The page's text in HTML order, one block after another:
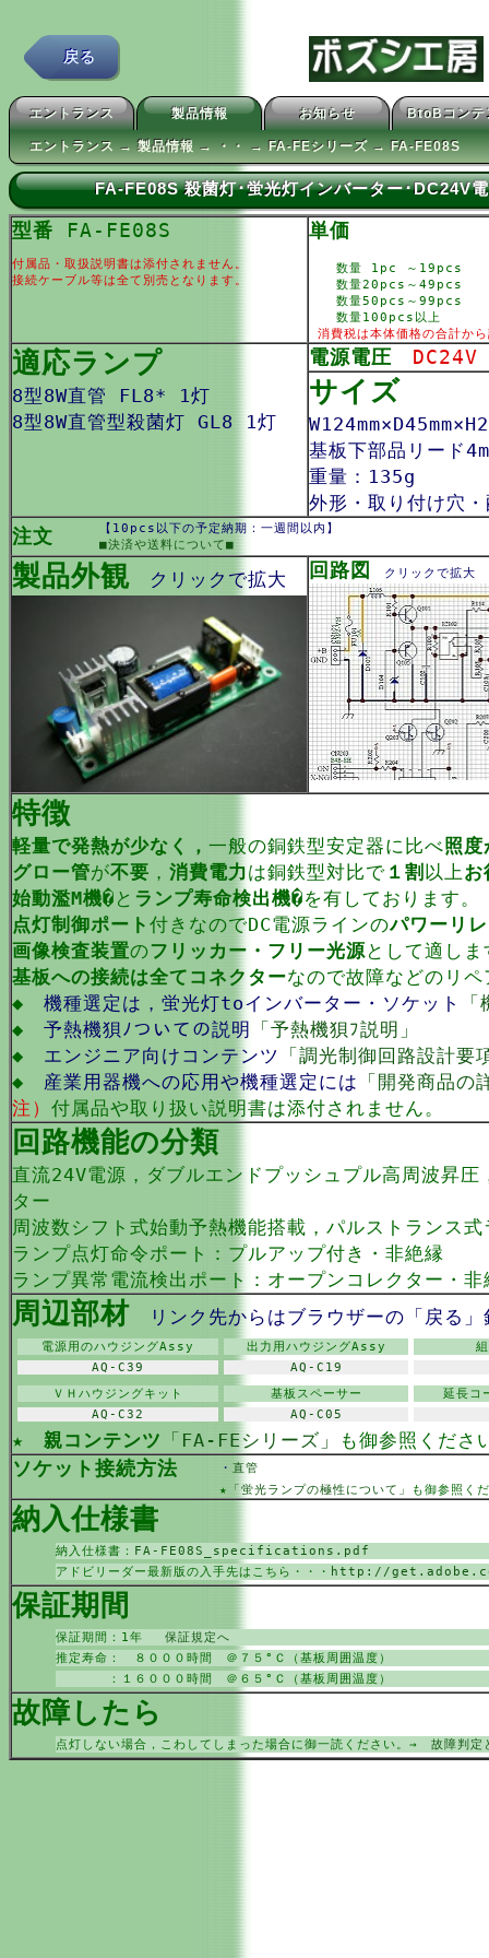
戻る
エントランス 製品情報 お知らせ BtoBコンテ
エントランス → 製品情報 → ・・ → FA-FEシリーズ → FA-FE08S
FA-FE08S 殺菌灯･蛍光灯インバーター･DC24V
型番 FA-FE08S
付属品・取扱説明書は添付されません。
接続ケーブル等は全て別売となります。
単価
数量 1pc ～19pcs
数量20pcs～49pcs
数量50pcs～99pcs
数量100pcs以上
消費税は本体価格の合計か
適応ランプ
8型8W直管 FL8* 1灯
8型8W直管型殺菌灯 GL8 1灯
電源電圧 DC24V
サイズ
基板下部品リード
重量：135g
外形・取り付け穴
注文
【10pcs以下の予定納期：一週間以内】
■決済や送料について■
製品外観 クリックで拡大 回路図 クリックで拡大
特徴
軽量で発熱が少なく， 一般の銅鉄型安定器に比べ照度
グロー管が不要 ， 消費電力は銅鉄型対比で １割 以上お
始動濫M機� と ランプ寿命検出機�を有しております。
点灯制御ポート 付きなのでDC電源ラインのパワーリ
画像検査装置のフリッカー・フリー光源として適しま
基板への接続は全てコネクターなので故障などのリ
◆ 機種選定は，蛍光灯toインバーター・ソケット
◆ 予熱機狽ﾉついての説明
「予熱機狽ﾌ説明」
◆ エンジニア向けコンテンツ
「調光制御回路設計要
◆ 産業用器機への応用や機種選定には 「開発商品の
注） 付属品や取り扱い説明書は添付されません。
回路機能の分類
直流24V電源，ダブルエンドプッシュプル高周波昇
ター
周波数シフト式始動予熱機能搭載，パルストランス
ランプ点灯命令ポート：プルアップ付き・非絶縁
ランプ異常電流検出ポート：オープンコレクター・非
周辺部材 リンク先からはブラウザーの「戻る」
電源用のハウジングAssy 出力用ハウジングAssy
AQ-C39
AQ-C19
ＶＨハウジングキット
基板スペーサー
延長コ
AQ-C32
AQ-C05
★ 親コンテンツ 「FA-FEシリーズ」 も御参照くださ
ソケット接続方法 ・ 直管
★
「蛍光ランプの極性について」 も御参照く
納入仕様書
納入仕様書： FA-FE08S_specifications.pdf
アドビリーダー最新版の入手先はこちら・・・ http://
保証期間
保証期間：1年
保証規定へ
推定寿命： ８０００時間 ＠７５°Ｃ（基板周囲温度）
：１６０００時間 ＠６５°Ｃ（基板周囲温度）
故障したら
点灯しない場合，こわしてしまった場合に御一読ください。→ 故障判定